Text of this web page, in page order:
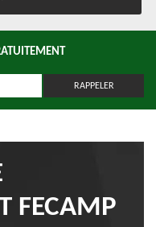
FECAMP